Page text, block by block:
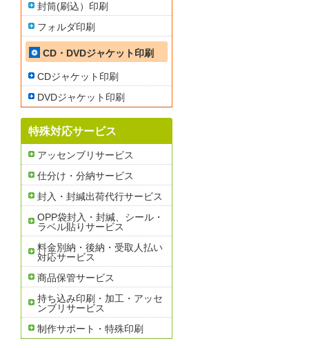
封筒(刷込）印刷
フォルダ印刷
CD・DVDジャケット印刷
CDジャケット印刷
DVDジャケット印刷
特殊対応サービス
アッセンブリサービス
仕分け・分納サービス
封入・封緘出荷代行サービス
OPP袋封入・封緘、シール・
ラベル貼りサービス
料金別納・後納・受取人払い
対応サービス
商品保管サービス
持ち込み印刷・加工・アッセ
ンブリサービス
制作サポート・特殊印刷